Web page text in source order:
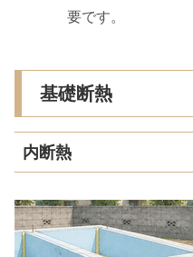
要です。
基礎断熱
内断熱